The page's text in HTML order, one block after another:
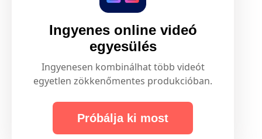
Ingyenes online videó
egyesülés
Ingyenesen kombinálhat több videót
egyetlen zökkenőmentes produkcióban.
Próbálja ki most